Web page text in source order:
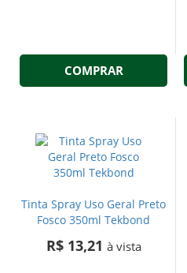
COMPRAR
Tinta Spray Uso Geral Preto
Fosco 350ml Tekbond
R$ 13,21 à vista